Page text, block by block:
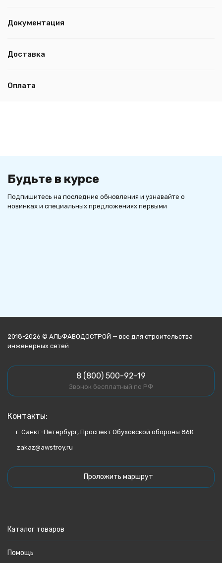
Документация
Доставка
Оплата
Будьте в курсе
Подпишитесь на последние обновления и узнавайте о
новинках и специальных предложениях первыми
2018-2026 © АЛЬФАВОДОСТРОЙ — все для строительства
инженерных сетей
8 (800) 500-92-19
Звонок бесплатный по РФ
Контакты:
г. Санкт-Петербург, Проспект Обуховской обороны 86К
zakaz@awstroy.ru
Проложить маршрут
Каталог товаров
Помощь